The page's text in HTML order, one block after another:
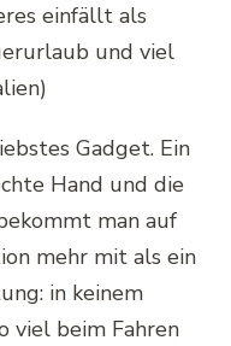
einfällt als
und viel
Gadget. Ein
Hand und die
man auf
mehr mit als ein
in keinem
viel beim Fahren